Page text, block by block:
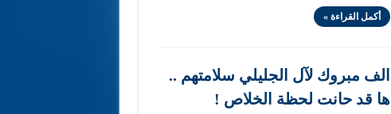
أكمل القراءة »
الف مبروك لآل الجليلي سلامتهم ..
ها قد حانت لحظة الخلاص !